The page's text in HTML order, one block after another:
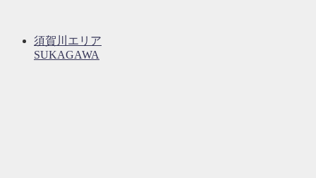
須賀川エリア
SUKAGAWA